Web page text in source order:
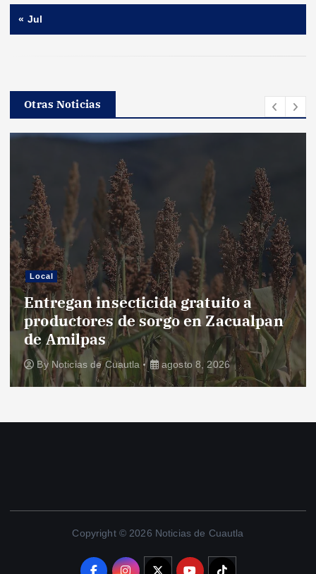
« Jul
Otras Noticias
Local
Entregan insecticida gratuito a
productores de sorgo en Zacualpan
de Amilpas
By Noticias de Cuautla agosto 8, 2026
Copyright © 2026 Noticias de Cuautla